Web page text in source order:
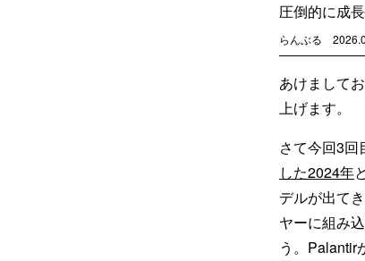
圧倒的に成
らんぶる
あけまして
上げます。
さて今回3回
した2024年
デルが出て
ヤーに組み
う。Palantir